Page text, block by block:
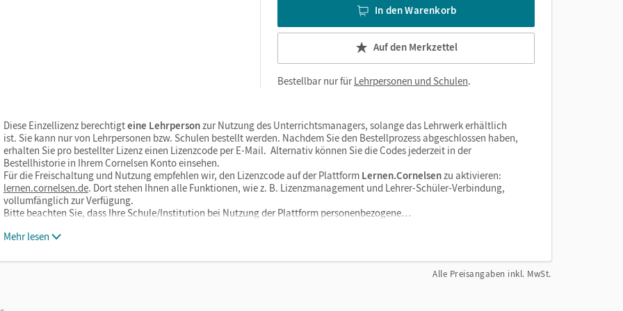
kostenfreie Vokabeltests / Online-Aufgaben mit allen Vokabeln des Schulbuchs – per Link aus dem
30. Oktober 2026 wird ein Update zur Verfügung gestellt mit folgendem Inhalt:
die Dialogkarten als Kopiervorlagen
Mein Wortschatztrainer in Lehrkräfteansicht
dem Unterrichtsmanager arbeiten Sie flexibel on- oder offline, ganz wie es für Sie passt! Wir weisen darauf hin, dass
alle Inhaltsupdates in der Onlineversion des Unterrichtsmanagers automatisch zur Verfügung stehen und Sie
verfügbare Updates direkt im Produkt informiert werden. Bitte denken Sie bei Offline-Nutzung daran, die
zusätzlich herunterzuladen.
In den Warenkorb
Auf den Merkzettel
Bestellbar nur fürLehrpersonen und Schulen.
Diese Einzellizenz berechtigteine Lehrpersonzur Nutzung des Unterrichtsmanagers, solange das Lehrwerk erhältlich
ist. Sie kann nur von Lehrpersonen bzw. Schulen bestellt werden. Nachdem Sie den Bestellprozess abgeschlossen haben,
erhalten Sie pro bestellter Lizenz einen Lizenzcode per E-Mail. Alternativ können Sie die Codes jederzeit in der
Bestellhistorie in Ihrem Cornelsen Konto einsehen.
Für die Freischaltung und Nutzung empfehlen wir, den Lizenzcode auf der Plattform Lernen.Cornelsenzu aktivieren:
lernen.cornelsen.de. Dort stehen Ihnen alle Funktionen, wie z. B. Lizenzmanagement und Lehrer-Schüler-Verbindung,
vollumfänglich zur Verfügung.
Bitte beachten Sie, dass Ihre Schule/Institution bei Nutzung der Plattform personenbezogene…
Mehr lesen
Alle Preisangaben inkl. MwSt.